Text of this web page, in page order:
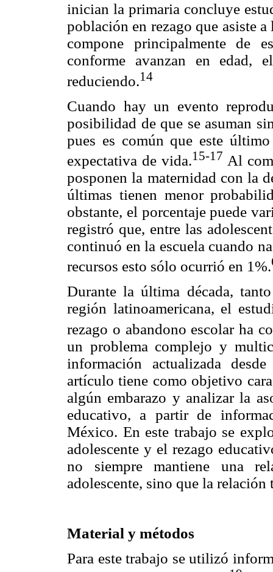
inician la primaria concluye
población en rezago que asiste
compone principalmente de
conforme avanzan en edad,
reduciendo.14
Cuando hay un evento
posibilidad de que se asuman
pues es común que este
expectativa de vida.15-17 Al
posponen la maternidad con la
últimas tienen menor
obstante, el porcentaje puede
registró que, entre las
continuó en la escuela cuando
recursos esto sólo ocurrió en 1%.
Durante la última década,
región latinoamericana, el
rezago o abandono escolar ha
un problema complejo y
información actualizada
artículo tiene como objetivo
algún embarazo y analizar la
educativo, a partir de
México. En este trabajo se
adolescente y el rezago
no siempre mantiene una
adolescente, sino que la relación
Material y métodos
Para este trabajo se utilizó